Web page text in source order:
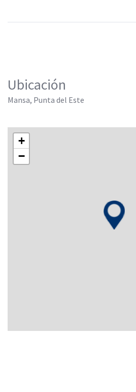
Ubicación
Mansa, Punta del Este
+
−